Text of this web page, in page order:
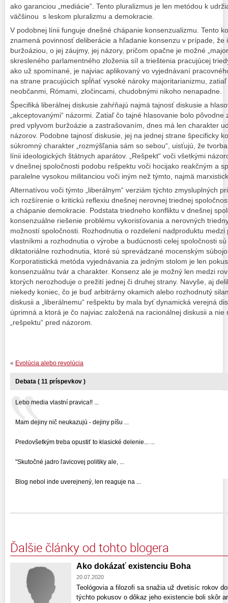
ako garanciou „mediácie“. Tento pluralizmus je len metódou k
väčšinou s leskom pluralizmu a demokracie.
V podobnej línii funguje dnešné chápanie konsenzualizmu. Tento
znamená povinnosť deliberácie a hľadanie konsenzu v prípade, že
buržoáziou, o jej záujmy, jej názory, pričom opačne je možné
skresleného parlamentného zloženia síl a trieštenia pracujúcej
ako už spomínané, je najviac aplikovaný vo vyjednávaní
na strane pracujúcich spĺňať vysoké nároky majoritarianizmu,
neobčanmi, Rómami, zločincami, chudobnými nikoho nenapadne.
Špecifiká liberálnej diskusie zahŕňajú najmä tajnosť diskusie a
„akceptovanými“ názormi. Zatiaľ čo tajné hlasovanie bolo
pred vplyvom buržoázie a zastrašovaním, dnes má len charakter
názorov. Podobne tajnosť diskusie, jej na jednej strane špecificky
súkromný charakter „rozmýšľania sám so sebou“, uisťujú, že
línii ideologických štátnych aparátov. „Rešpekt“ voči všetkými
v dnešnej spoločnosti podobu rešpektu voči hocijako reakčným a
paralelne vysokou militanciou voči iným než týmto, najmä
Alternatívou voči týmto „liberálnym“ verziám týchto zmysluplných
ich rozšírenie o kritickú reflexiu dnešnej nerovnej triednej
a chápanie demokracie. Podstata triedneho konfliktu v dnešnej
konsenzuálne riešenie problému vykorisťovania a nerovných
možností spoločnosti. Rozhodnutia o rozdelení nadproduktu
vlastníkmi a rozhodnutia o výrobe a budúcnosti celej spoločnosti
diktatoriálne rozhodnutia, ktoré sú sprevádzané mocenským
Korporatistická metóda vyjednávania za jedným stolom je len
konsenzuálnu tvár a charakter. Konsenz ale je možný len medzi
ktorých nerozhoduje o prežití jednej či druhej strany. Navyše, aj
niekedy koniec, čo je buď arbitrárny okamich alebo rozhodnutý
diskusii a „liberálnemu“ rešpektu by mala byť dynamická verejná
úprimná a ktorá je čo najviac založená na racionálnej diskusii a
„rešpektu“ pred názorom.
« Evolúcia alebo revolúcia
Debata ( 11 príspevkov )
Lebo media vlastní pravica!! ...
Mam dejiny nič neukazujú - dejiny píšu ...
Predovšetkým treba opustiť to klasické delenie... ...
"Skutočné jadro ľavicovej politiky ale, ...
Blog nebol inde uverejnený, len reaguje na ...
Ďalšie články od tohto blogera
Ako dokázať existenciu Boha
20.07.2020
Teológovia a filozofi sa snažia už dvetisíc rokov
týchto pokusov o dôkaz jeho existencie boli skôr